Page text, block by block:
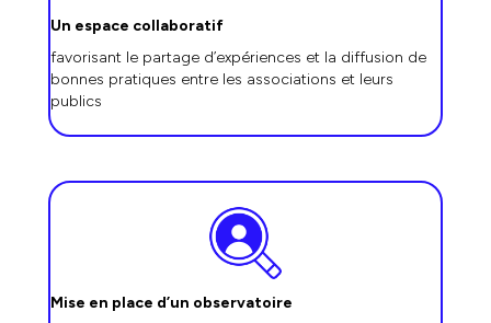
Un espace collaboratif
favorisant le partage d’expériences et la diffusion de
bonnes pratiques entre les associations et leurs
publics
Mise en place d’un observatoire